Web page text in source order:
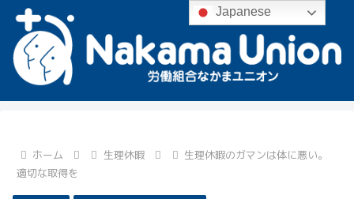
ホーム 生理休暇
生理休暇のガマンは体に悪い。
適切な取得を
Japanese